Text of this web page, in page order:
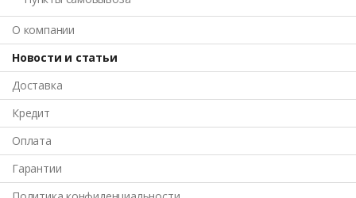
О компании
Новости и статьи
Доставка
Кредит
Оплата
Гарантии